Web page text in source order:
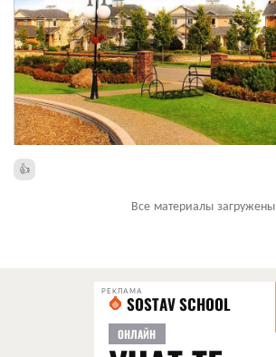
Все материалы загружены
РЕКЛАМА